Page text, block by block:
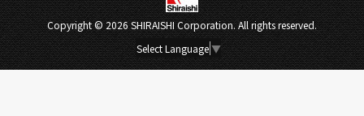
Copyright ©2026 SHIRAISHI Corporation. All rights reserved.
Select Language ▼